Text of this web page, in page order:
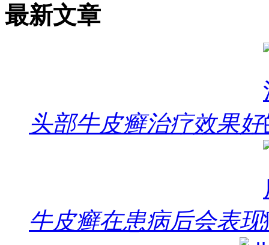
最新文章
头部牛皮癣治疗效果好
牛皮癣在患病后会表现